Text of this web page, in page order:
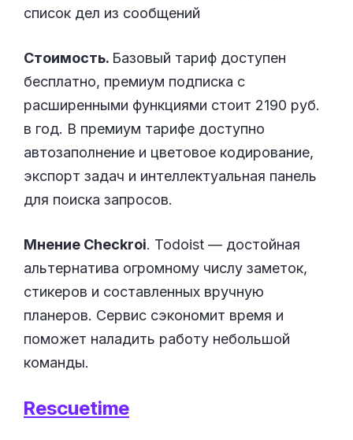
список дел из сообщений
Стоимость. Базовый тариф доступен
бесплатно, премиум подписка с
расширенными функциями стоит 2190 руб.
в год. В премиум тарифе доступно
автозаполнение и цветовое кодирование,
экспорт задач и интеллектуальная панель
для поиска запросов.
Мнение Checkroi. Todoist — достойная
альтернатива огромному числу заметок,
стикеров и составленных вручную
планеров. Сервис cэкономит время и
поможет наладить работу небольшой
команды.
Rescuetime